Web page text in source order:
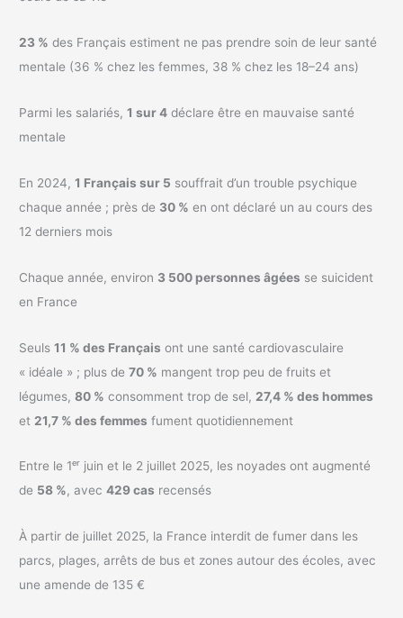
23 % des Français estiment ne pas prendre soin de leur santé
mentale (36 % chez les femmes, 38 % chez les 18–24 ans)
Parmi les salariés,1 sur 4 déclare être en mauvaise santé
mentale
En 2024,1 Français sur 5 souffrait d’un trouble psychique
chaque année ; près de 30 % en ont déclaré un au cours des
12 derniers mois
Chaque année, environ 3 500 personnes âgées se suicident
en France
Seuls11 % des Français ont une santé cardiovasculaire
« idéale » ; plus de70 % mangent trop peu de fruits et
légumes,80 % consomment trop de sel, 27,4 % des hommes
et 21,7 % des femmes fument quotidiennement
Entre le 1ᵉʳ juin et le 2 juillet 2025, les noyades ont augmenté
de 58 %, avec429 cas recensés
À partir de juillet 2025, la France interdit de fumer dans les
parcs, plages, arrêts de bus et zones autour des écoles, avec
une amende de 135 €